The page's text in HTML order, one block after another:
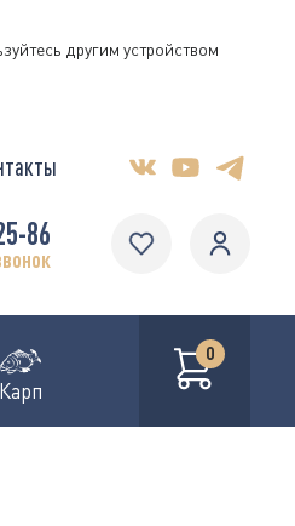
другим устройством
86
Карп
0